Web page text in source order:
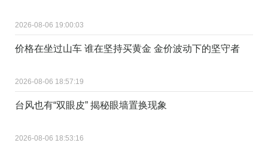
2026-08-06 19:00:03
价格在坐过山车 谁在坚持买黄金 金价波动下的坚守者
2026-08-06 18:57:19
台风也有“双眼皮” 揭秘眼墙置换现象
2026-08-06 18:53:16